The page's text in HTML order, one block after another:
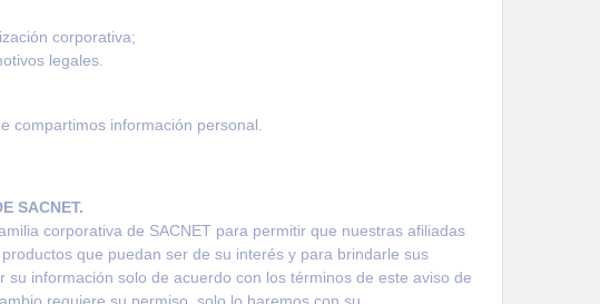
corporativa;
legales.
compartimos información personal.
SACNET.
corporativa de SACNET para permitir que nuestras afiliadas
que puedan ser de su interés y para brindarle sus
información solo de acuerdo con los términos de este aviso de